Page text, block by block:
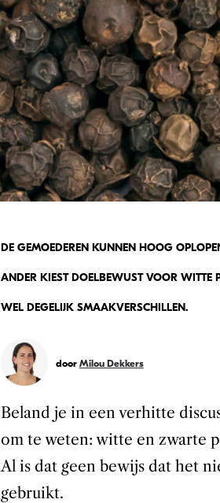
DE GEMOEDEREN KUNNEN HOOG
ANDER KIEST DOELBEWUST VOOR WITTE
WEL DEGELIJK SMAAKVERSCHILLEN.
door Milou Dekkers
Beland je in een verhitte
om te weten: witte en zwarte
Al is dat geen bewijs dat het
gebruikt.